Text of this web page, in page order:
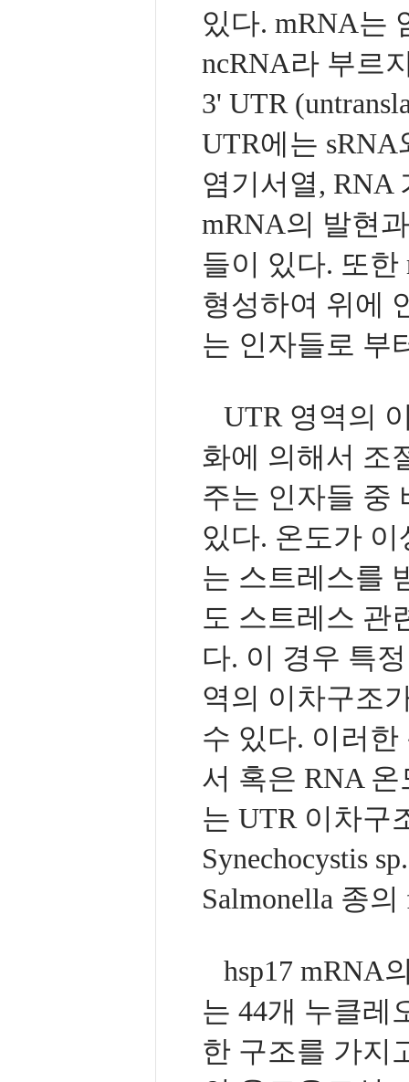
있다. mRNA는
ncRNA라 부르
3' UTR
UTR에는 sRNA
염기서열, RNA
mRNA의 발현
들이 있다. 또
형성하여 위에
는 인자들로 부
UTR 영역의
화에 의해서 조
주는 인자들 중
있다. 온도가
는 스트레스를
도 스트레스 관
다. 이 경우 특
역의 이차구조
수 있다. 이러
서 혹은 RNA
는 UTR 이차구
Synechocystis
Salmonella 종
hsp17 mRNA
는 44개 누클레
한 구조를 가지